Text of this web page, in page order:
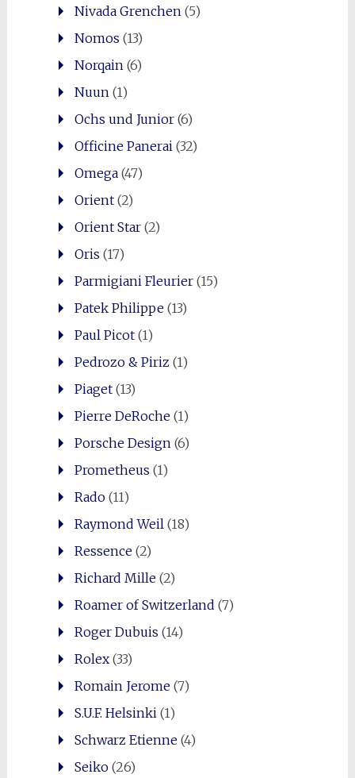
Nivada Grenchen (5)
Nomos (13)
Norqain (6)
Nuun (1)
Ochs und Junior(6)
Officine Panerai (32)
Omega(47)
Orient(2)
Orient Star(2)
Oris (17)
Parmigiani Fleurier(15)
Patek Philippe(13)
Paul Picot(1)
Pedrozo & Piriz (1)
Piaget(13)
Pierre DeRoche(1)
Porsche Design (6)
Prometheus (1)
Rado(11)
Raymond Weil (18)
Ressence(2)
Richard Mille(2)
Roamer of Switzerland (7)
Roger Dubuis (14)
Rolex(33)
Romain Jerome(7)
S.U.F. Helsinki (1)
Schwarz Etienne(4)
Seiko(26)